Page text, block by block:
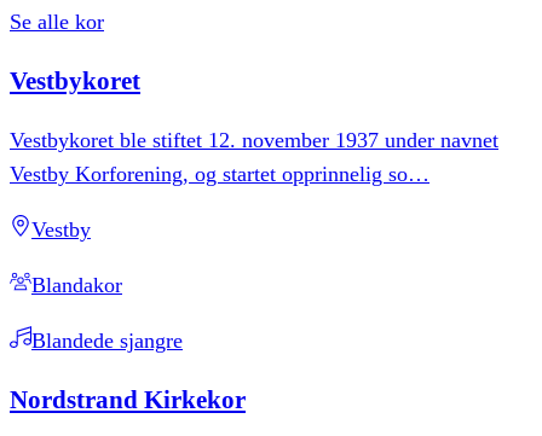
Se alle kor
Vestbykoret
Vestbykoret ble stiftet 12. november 1937 under navnet
Vestby Korforening, og startet opprinnelig so…
Vestby
Blandakor
Blandede sjangre
Nordstrand Kirkekor